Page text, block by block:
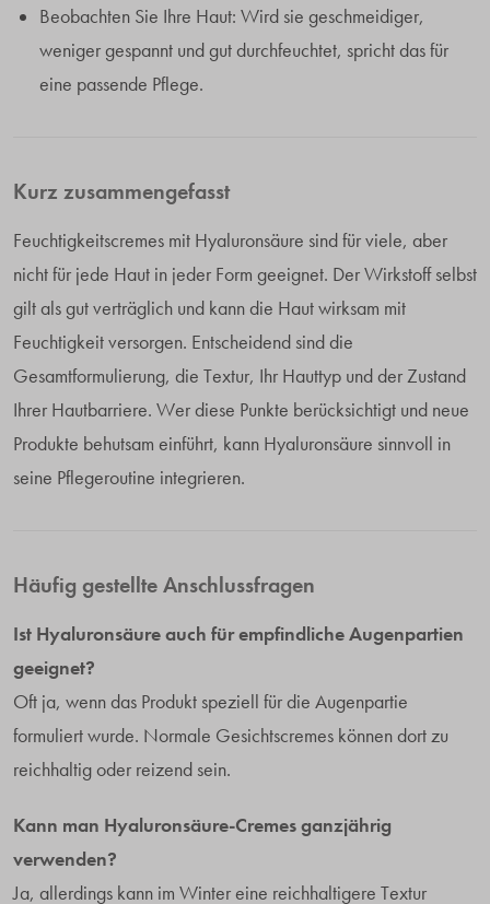
Beobachten Sie Ihre Haut: Wird sie geschmeidiger,
weniger gespannt und gut durchfeuchtet, spricht das für
eine passende Pflege.
Kurz zusammengefasst
Feuchtigkeitscremes mit Hyaluronsäure sind für viele, aber
nicht für jede Haut in jeder Form geeignet. Der Wirkstoff selbst
gilt als gut verträglich und kann die Haut wirksam mit
Feuchtigkeit versorgen. Entscheidend sind die
Gesamtformulierung, die Textur, Ihr Hauttyp und der Zustand
Ihrer Hautbarriere. Wer diese Punkte berücksichtigt und neue
Produkte behutsam einführt, kann Hyaluronsäure sinnvoll in
seine Pflegeroutine integrieren.
Häufig gestellte Anschlussfragen
Ist Hyaluronsäure auch für empfindliche Augenpartien
geeignet?
Oft ja, wenn das Produkt speziell für die Augenpartie
formuliert wurde. Normale Gesichtscremes können dort zu
reichhaltig oder reizend sein.
Kann man Hyaluronsäure-Cremes ganzjährig
verwenden?
Ja, allerdings kann im Winter eine reichhaltigere Textur